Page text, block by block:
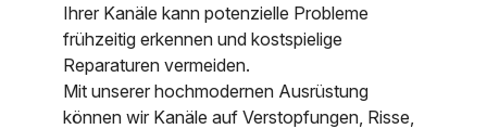
Ihrer Kanäle kann potenzielle Probleme
frühzeitig erkennen und kostspielige
Reparaturen vermeiden.
Mit unserer hochmodernen Ausrüstung
können wir Kanäle auf Verstopfungen, Risse,